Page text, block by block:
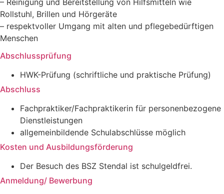
Rollstuhl, Brillen und Hörgeräte
– respektvoller Umgang mit alten und pflegebedürftigen
Menschen
Abschlussprüfung
HWK-Prüfung (schriftliche und praktische Prüfung)
Abschluss
Fachpraktiker/Fachpraktikerin für personenbezogene
Dienstleistungen
allgemeinbildende Schulabschlüsse möglich
Kosten und Ausbildungsförderung
Der Besuch des BSZ Stendal ist schulgeldfrei.
Anmeldung/ Bewerbung